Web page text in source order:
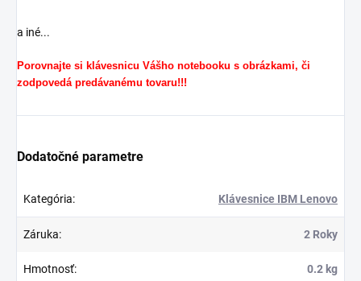
a iné...
Porovnajte si klávesnicu Vášho notebooku s obrázkami, či
zodpovedá predávanému tovaru!!!
Dodatočné parametre
Kategória: Klávesnice IBM Lenovo
Záruka: 2 Roky
Hmotnosť: 0.2 kg